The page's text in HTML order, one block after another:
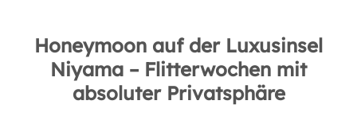
Honeymoon auf der Luxusinsel
Niyama – Flitterwochen mit
absoluter Privatsphäre